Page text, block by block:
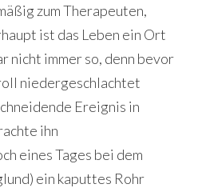
zum Therapeuten,
ist das Leben ein Ort
nicht immer so, denn bevor
niedergeschlachtet
Ereignis in
ihn
eines Tages bei dem
ein kaputtes Rohr